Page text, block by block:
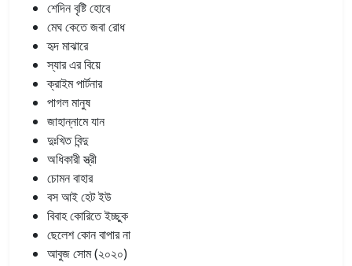
শেদিন বৃষ্টি হোবে
মেঘ কেতে জবা রোধ
হৃদ মাঝারে
স্যার এর বিয়ে
ক্রাইম পার্টনার
পাগল মানুষ
জাহান্নামে যান
দুঃখিত বিন্দু
অধিকারী স্ত্রী
চোমন বাহার
বস আই হেট ইউ
বিবাহ কোরিতে ইচ্ছুক
ছেলেশ কোন বাপার না
আবুজ সোম (২০২০)